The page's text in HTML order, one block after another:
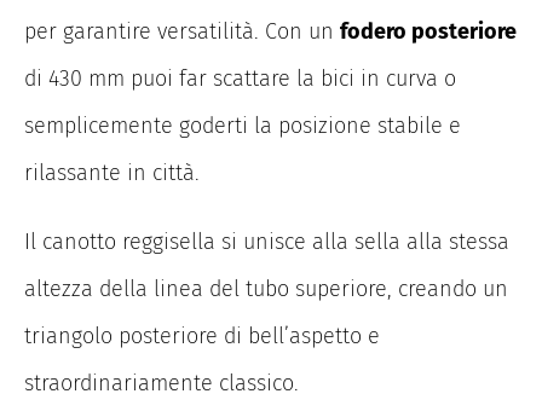
per garantire versatilità. Con un fodero posteriore
di 430 mm puoi far scattare la bici in curva o
semplicemente goderti la posizione stabile e
rilassante in città.
Il canotto reggisella si unisce alla sella alla stessa
altezza della linea del tubo superiore, creando un
triangolo posteriore di bell’aspetto e
straordinariamente classico.